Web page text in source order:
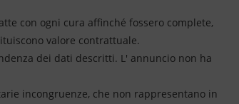
con ogni cura affinché fossero complete,
valore contrattuale.
dei dati descritti. L' annuncio non ha
incongruenze, che non rappresentano in